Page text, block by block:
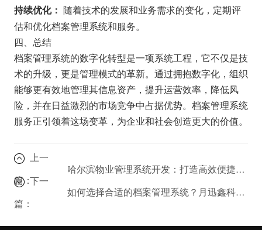
持续优化： 随着技术的发展和业务需求的变化，定期评
估和优化档案管理系统和服务。
四、总结
档案管理系统的数字化转型是一项系统工程，它不仅是技
术的升级，更是管理模式的革新。通过拥抱数字化，组织
能够更有效地管理其信息资产，提升运营效率，降低风
险，并在日益激烈的市场竞争中占据优势。档案管理系统
服务正引领着这场变革，为企业和社会创造更大的价值。
上一
篇：
哈尔滨物业管理系统开发：打造高效便捷的社区新体验
下一
篇：
如何选择合适的档案管理系统？月迅鑫科技为您解读